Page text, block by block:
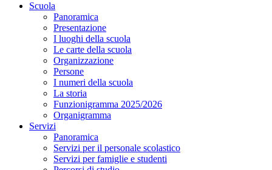
Scuola
Panoramica
Presentazione
I luoghi della scuola
Le carte della scuola
Organizzazione
Persone
I numeri della scuola
La storia
Funzionigramma 2025/2026
Organigramma
Servizi
Panoramica
Servizi per il personale scolastico
Servizi per famiglie e studenti